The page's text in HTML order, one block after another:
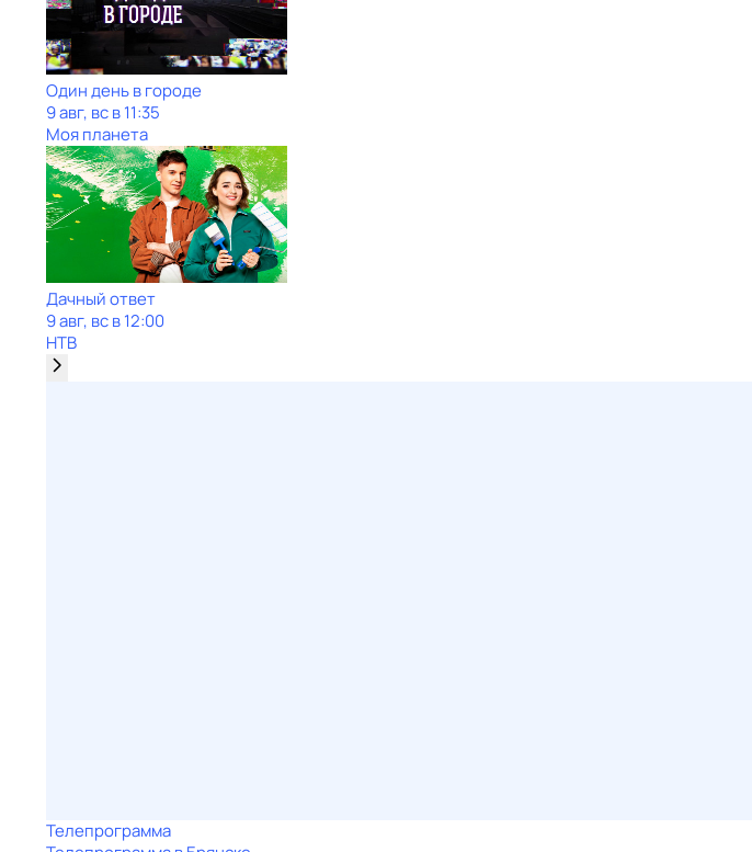
Один день в городе
9 авг, вс в 11:35
Моя планета
Дачный ответ
9 авг, вс в 12:00
НТВ
Телепрограмма